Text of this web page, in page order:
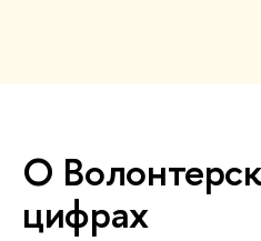
О
цифрах